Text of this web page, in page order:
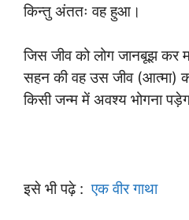
किन्तु अंततः वह हुआ।
जिस जीव को लोग जानबूझ कर
सहन की वह उस जीव (आत्मा)
किसी जन्म में अवश्य भोगना
इसे भी पढ़े :एक वीर गाथा